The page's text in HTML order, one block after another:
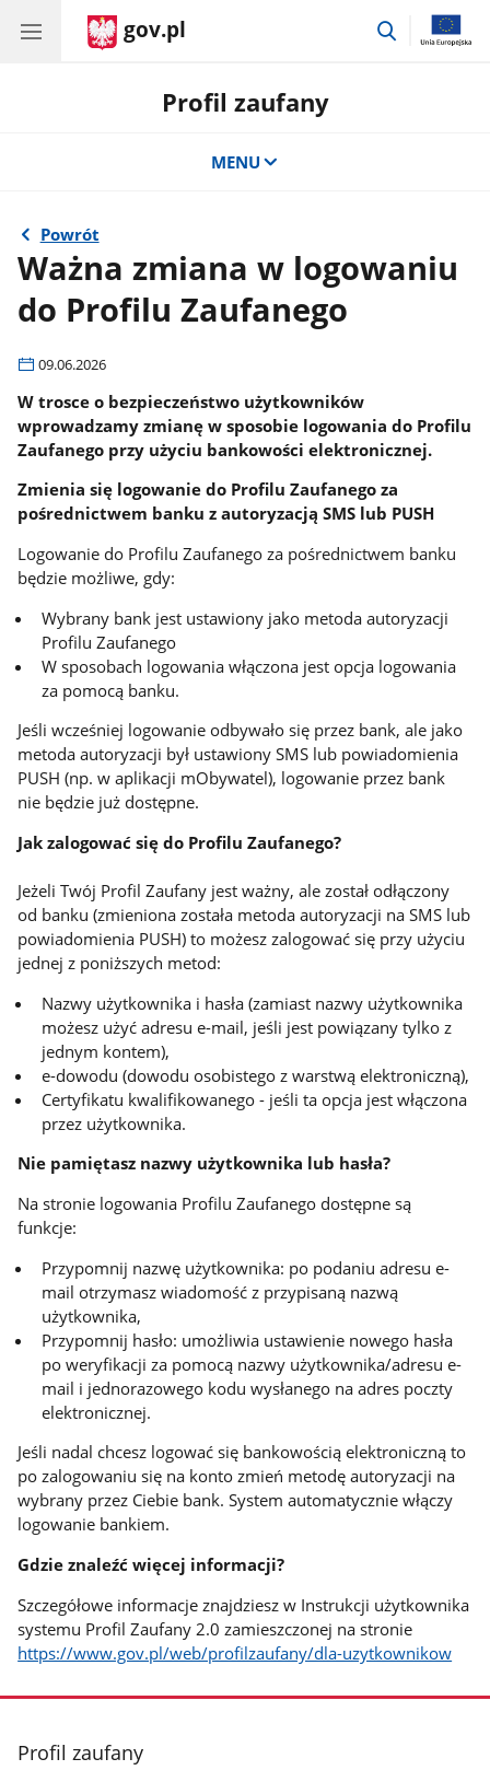
gov.pl
przejdź
Profil zaufany
MENU
Powrót
Ważna zmiana w logowaniu
do Profilu Zaufanego
09.06.2026
W trosce o bezpieczeństwo użytkowników
wprowadzamy zmianę w sposobie logowania do Profilu
Zaufanego przy użyciu bankowości elektronicznej.
Zmienia się logowanie do Profilu Zaufanego za
pośrednictwem banku z autoryzacją SMS lub PUSH
Logowanie do Profilu Zaufanego za pośrednictwem banku
będzie możliwe, gdy:
Wybrany bank jest ustawiony jako metoda autoryzacji
Profilu Zaufanego
W sposobach logowania włączona jest opcja logowania
za pomocą banku.
Jeśli wcześniej logowanie odbywało się przez bank, ale jako
metoda autoryzacji był ustawiony SMS lub powiadomienia
PUSH (np. w aplikacji mObywatel), logowanie przez bank
nie będzie już dostępne.
Jak zalogować się do Profilu Zaufanego?
Jeżeli Twój Profil Zaufany jest ważny, ale został odłączony
od banku (zmieniona została metoda autoryzacji na SMS lub
powiadomienia PUSH) to możesz zalogować się przy użyciu
jednej z poniższych metod:
Nazwy użytkownika i hasła (zamiast nazwy użytkownika
możesz użyć adresu e-mail, jeśli jest powiązany tylko z
jednym kontem),
e-dowodu (dowodu osobistego z warstwą elektroniczną),
Certyfikatu kwalifikowanego - jeśli ta opcja jest włączona
przez użytkownika.
Nie pamiętasz nazwy użytkownika lub hasła?
Na stronie logowania Profilu Zaufanego dostępne są
funkcje:
Przypomnij nazwę użytkownika: po podaniu adresu e-
mail otrzymasz wiadomość z przypisaną nazwą
użytkownika,
Przypomnij hasło: umożliwia ustawienie nowego hasła
po weryfikacji za pomocą nazwy użytkownika/adresu e-
mail i jednorazowego kodu wysłanego na adres poczty
elektronicznej.
Jeśli nadal chcesz logować się bankowością elektroniczną to
po zalogowaniu się na konto zmień metodę autoryzacji na
wybrany przez Ciebie bank. System automatycznie włączy
logowanie bankiem.
Gdzie znaleźć więcej informacji?
Szczegółowe informacje znajdziesz w Instrukcji użytkownika
systemu Profil Zaufany 2.0 zamieszczonej na stronie
https://www.gov.pl/web/profilzaufany/dla-uzytkownikow
stopka
Profil zaufany